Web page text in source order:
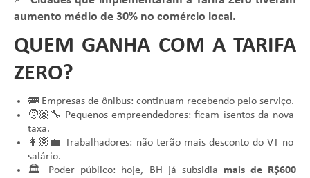
aumento médio de 30% no comércio local.
QUEM GANHA COM A TARIFA
ZERO?
🚌 Empresas de ônibus: continuam recebendo pelo serviço.
🧑🏽‍🔧 Pequenos empreendedores: ficam isentos da nova
taxa.
👩🏽‍💼 Trabalhadores: não terão mais desconto do VT no
salário.
🏛️ Poder público: hoje, BH já subsidia mais de R$600